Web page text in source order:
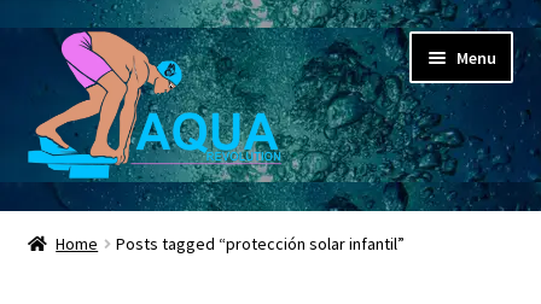
Skip
navigation
Skip
content
Menu
Aqua Revolution
Expand
Home Posts tagged “protección solar infantil”